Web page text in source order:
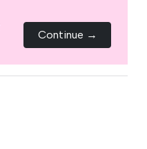
Continue →